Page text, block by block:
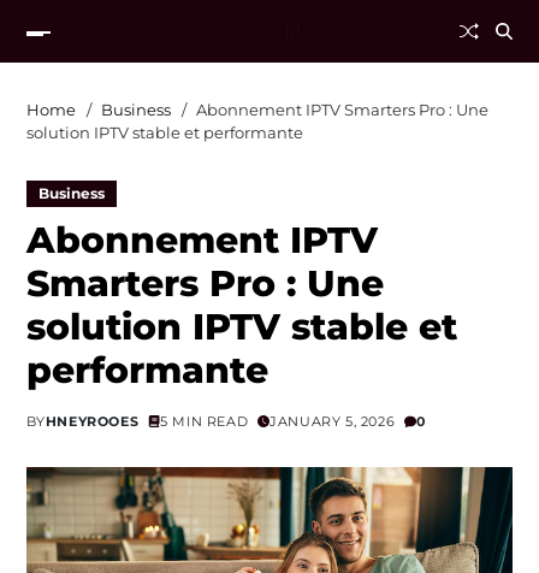
Home Business
Abonnement IPTV Smarters Pro : Une
solution IPTV stable et performante
Business
Abonnement IPTV
Smarters Pro : Une
solution IPTV stable et
performante
BYHNEYROOES 5 MIN READ JANUARY 5, 2026 0